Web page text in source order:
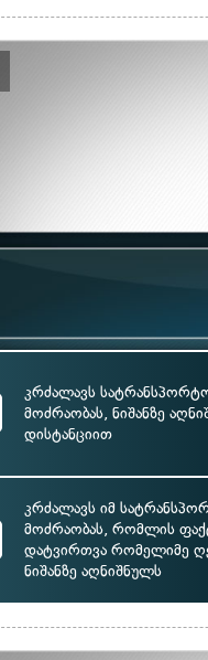
კრძალავს
მოძრაობას, ნიშანზე
დისტანციით
კრძალავს იმ
მოძრაობას, რომლის
დატვირთვა რომელიმე
ნიშანზე აღნიშნულს